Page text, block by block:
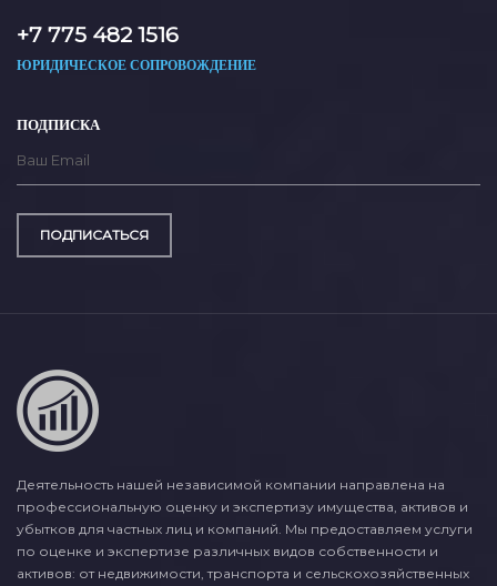
+7 775 482 1516
ЮРИДИЧЕСКОЕ СОПРОВОЖДЕНИЕ
ПОДПИСКА
ПОДПИСАТЬСЯ
Деятельность нашей независимой компании направлена на
профессиональную оценку и экспертизу имущества, активов и
убытков для частных лиц и компаний. Мы предоставляем услуги
по оценке и экспертизе различных видов собственности и
активов: от недвижимости, транспорта и сельскохозяйственных